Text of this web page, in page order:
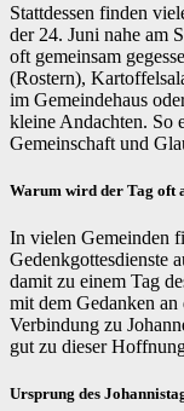
Stattdessen finden
der 24. Juni nahe am
oft gemeinsam
(Rostern),
im Gemeindehaus
kleine Andachten. So
Gemeinschaft und
Warum wird der Tag oft
In vielen Gemeinden
Gedenkgottesdienste
damit zu einem Tag
mit dem Gedanken
Verbindung zu
gut zu dieser
Ursprung des